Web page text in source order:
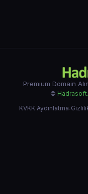
Premium Domain
©
KVKK Aydınlatma·